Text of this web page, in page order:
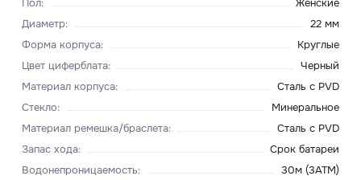
Пол:
Женские
Диаметр:
22 мм
Форма корпуса:
Круглые
Цвет циферблата:
Черный
Материал корпуса:
Сталь с PVD
Стекло:
Минеральное
Материал ремешка/браслета:
Сталь с PVD
Запас хода:
Срок батареи
Водонепроницаемость:
30м (3ATM)